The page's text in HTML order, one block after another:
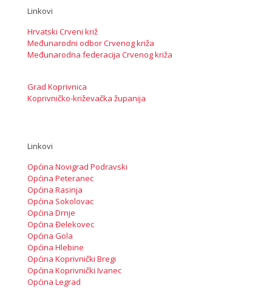
Linkovi
Hrvatski Crveni križ
Međunarodni odbor Crvenog križa
Međunarodna federacija Crvenog križa
Grad Koprivnica
Koprivničko-križevačka županija
Linkovi
Općina Novigrad Podravski
Općina Peteranec
Općina Rasinja
Općina Sokolovac
Općina Drnje
Općina Đelekovec
Općina Gola
Općina Hlebine
Općina Koprivnički Bregi
Općina Koprivnički Ivanec
Općina Legrad